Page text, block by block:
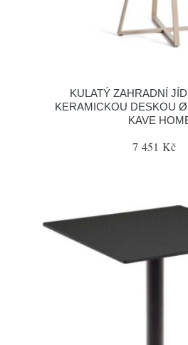
KULATÝ ZAHRADNÍ
KERAMICKOU DESKOU
KAVE
7 451 Kč